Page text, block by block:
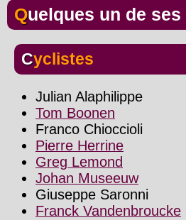
Quelques un de
Cyclistes
Julian Alaphilippe
Tom Boonen
Franco Chioccioli
Pierre Herrine
Greg Lemond
Johan Museeuw
Giuseppe Saronni
Franck Vandenbroucke